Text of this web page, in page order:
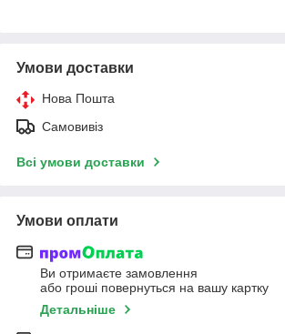
Умови доставки
Нова Пошта
Самовивіз
Всі умови доставки
Умови оплати
Ви отримаєте замовлення
або гроші повернуться на вашу картку
Детальніше